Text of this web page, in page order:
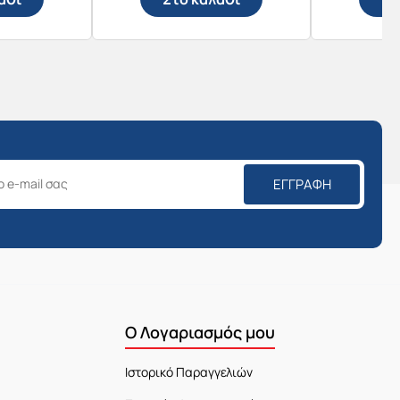
ΕΓΓΡΑΦΉ
Ο Λογαριασμός μου
Ιστορικό Παραγγελιών